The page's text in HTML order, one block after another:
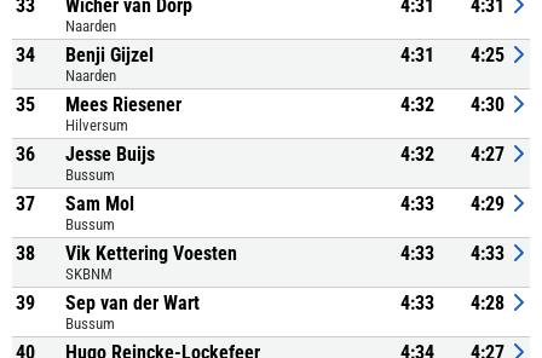
33 Wicher van Dorp
Naarden
4:31 4:31
34 Benji Gijzel
Naarden
4:31 4:25
35 Mees Riesener
Hilversum
4:32 4:30
36 Jesse Buijs
Bussum
4:32 4:27
37 Sam Mol
Bussum
4:33 4:29
38 Vik Kettering Voesten
SKBNM
4:33 4:33
39 Sep van der Wart
Bussum
4:33 4:28
40 Hugo Reincke-Lockefeer 4:34 4:27